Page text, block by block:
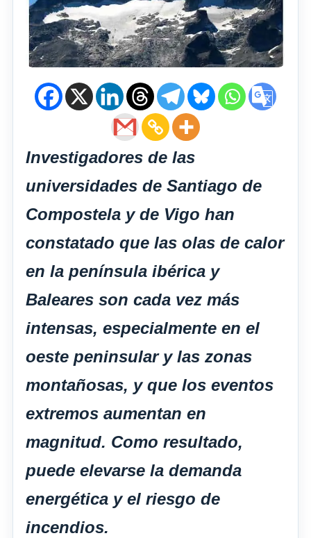
Investigadores de las
universidades de Santiago de
Compostela y de Vigo han
constatado que las olas de calor
en la península ibérica y
Baleares son cada vez más
intensas, especialmente en el
oeste peninsular y las zonas
montañosas, y que los eventos
extremos aumentan en
magnitud. Como resultado,
puede elevarse la demanda
energética y el riesgo de
incendios.